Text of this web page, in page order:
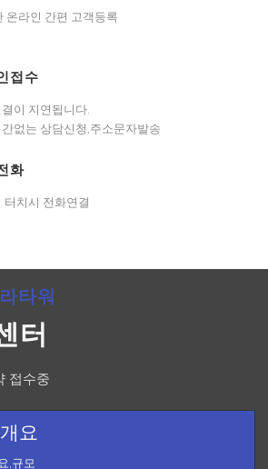
온라인 간편 고객등록
접수
이 지연됩니다.
없는 상담신청,주소문자발송
화
터치시 전화연결
타워
터
접수중
요
,규모